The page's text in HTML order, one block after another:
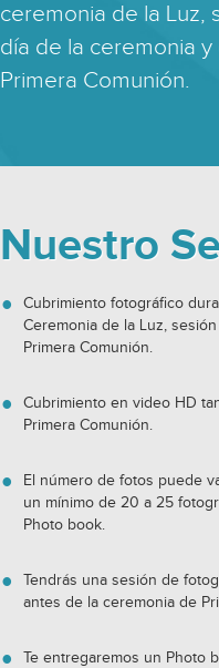
ceremonia de la Luz,
día de la ceremonia
Primera Comunión.
Nuestro
Cubrimiento fotográfico
Ceremonia de la Luz,
Primera Comunión.
Cubrimiento en video HD
Primera Comunión.
El número de fotos puede
un mínimo de 20 a 25
Photo book.
Tendrás una sesión de
antes de la ceremonia de
Te entregaremos un Photo